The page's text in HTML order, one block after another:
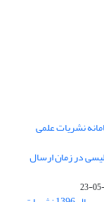
نشریات علمی
در زمان ارسال